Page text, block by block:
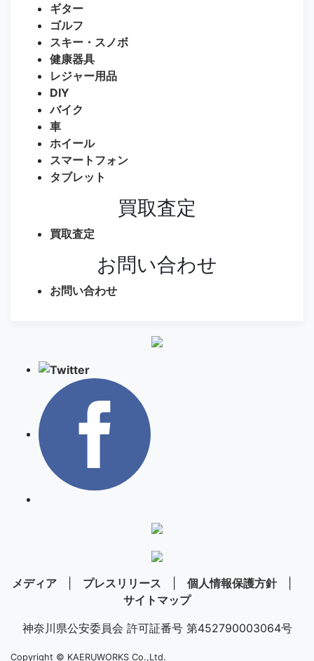
ギター
ゴルフ
スキー・スノボ
健康器具
レジャー用品
DIY
バイク
車
ホイール
スマートフォン
タブレット
買取査定
買取査定
お問い合わせ
お問い合わせ
メディア| プレスリリース 個人情報保護方針|
サイトマップ
神奈川県公安委員会 許可証番号 第452790003064号
Copyright © KAERUWORKS Co.,Ltd.